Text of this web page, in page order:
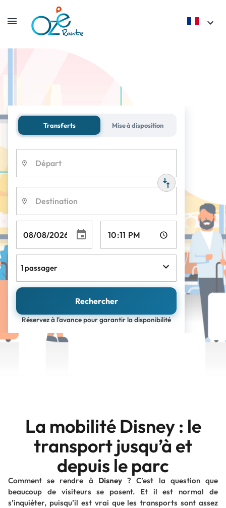
Transferts Mise à disposition
1 passager
Rechercher
Réservez à l'avance pour garantir la disponibilité
La mobilité Disney : le
transport jusqu’à et
depuis le parc
Comment se rendre à Disney? C’est la question que
beaucoup de visiteurs se posent. Et il est normal de
s’inquiéter, puisqu’il est vrai que les transports sont assez